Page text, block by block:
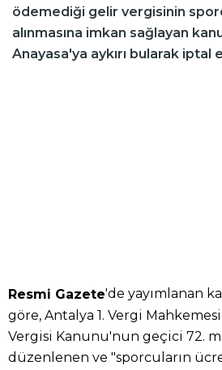
ödemediği gelir vergisinin
alınmasına imkan sağlayan
Anayasa'ya aykırı bularak iptal
Resmi Gazete'de yayımlanan
göre, Antalya 1. Vergi Mahkemesi,
Vergisi Kanunu'nun geçici 72.
düzenlenen ve "sporcuların